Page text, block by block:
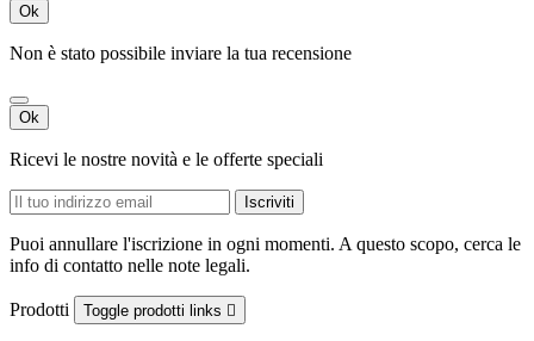
Ok
Non è stato possibile inviare la tua recensione
Ok
Ricevi le nostre novità e le offerte speciali
Puoi annullare l'iscrizione in ogni momenti. A questo scopo, cerca le
info di contatto nelle note legali.
Prodotti Toggle prodotti links 